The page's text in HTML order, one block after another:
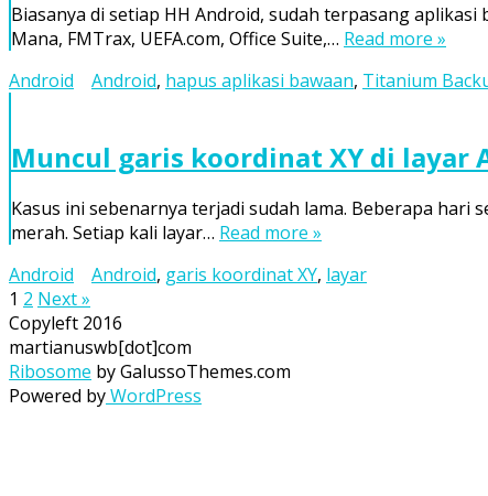
Biasanya di setiap HH Android, sudah terpasang
Mana, FMTrax, UEFA.com, Office Suite,… Read more »
Android
Android, hapus aplikasi bawaan, Titanium
Muncul garis koordinat XY di layar
Kasus ini sebenarnya terjadi sudah lama. Beberapa hari
merah. Setiap kali layar… Read more »
Android
Android, garis koordinat XY, layar
Posts
pagination
1 2 Next »
Copyleft 2016
martianuswb[dot]com
Ribosome by GalussoThemes.com
Powered byWordPress